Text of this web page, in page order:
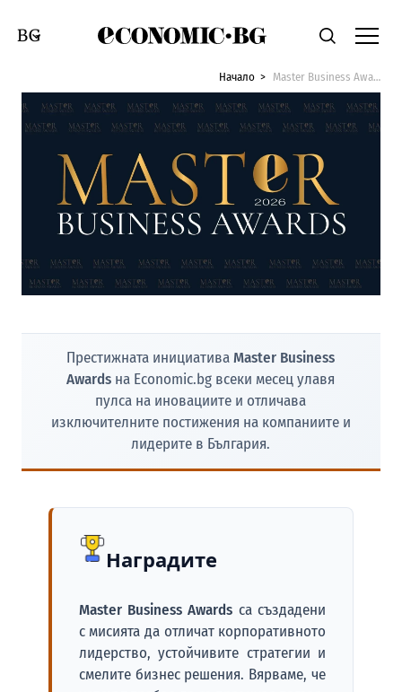
Economic.bgТърсене
Смяна на език
Начало Master Business Awards
Престижната инициативаMaster Business
Awards на Economic.bg всеки месец улавя
пулса на иновациите и отличава
изключителните постижения на компаниите и
лидерите в България.
Наградите
Master Business Awards са създадени
с мисията да отличат корпоративното
лидерство, устойчивите стратегии и
смелите бизнес решения. Вярваме, че